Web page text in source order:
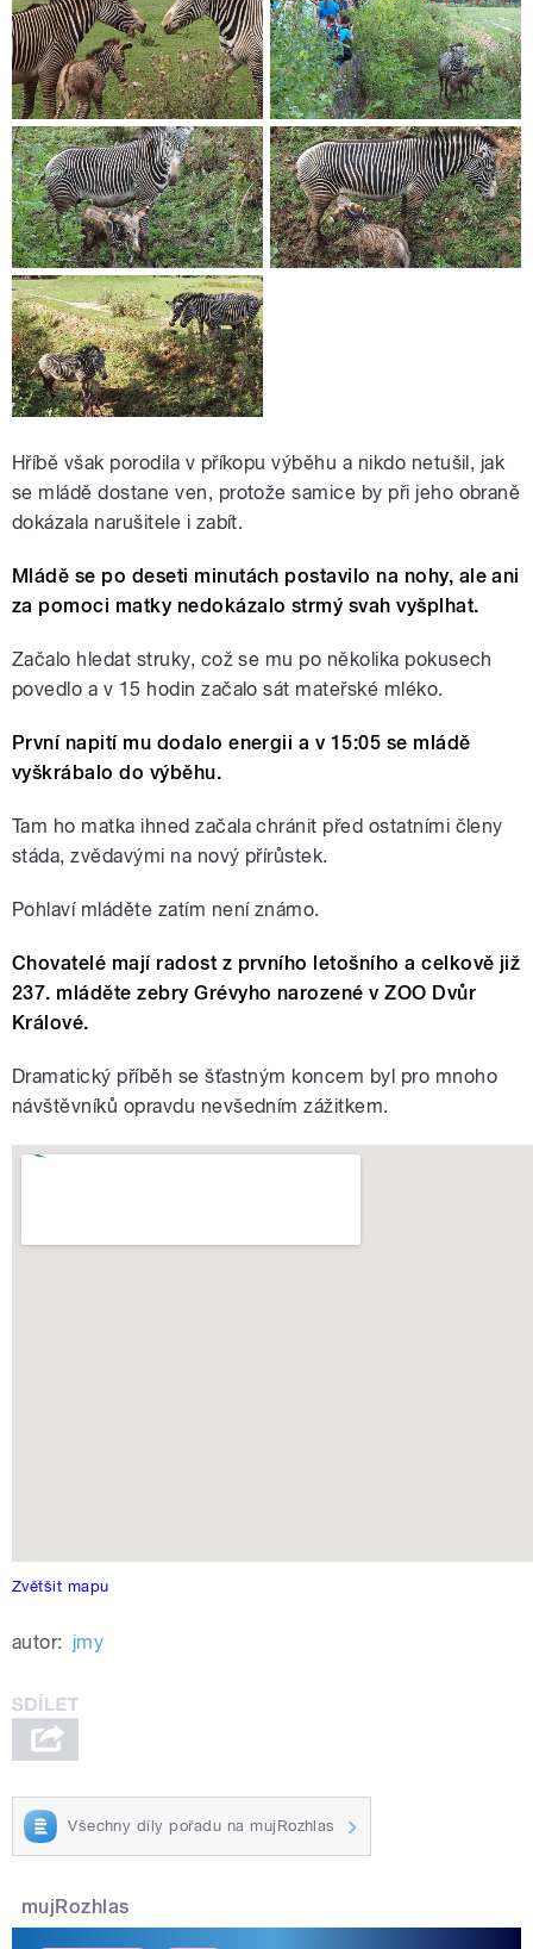
Hříbě však porodila v příkopu výběhu a nikdo netušil, jak
se mládě dostane ven, protože samice by při jeho obraně
dokázala narušitele i zabít.
Mládě se po deseti minutách postavilo na nohy, ale ani
za pomoci matky nedokázalo strmý svah vyšplhat.
Začalo hledat struky, což se mu po několika pokusech
povedlo a v 15 hodin začalo sát mateřské mléko.
První napití mu dodalo energii a v 15:05 se mládě
vyškrábalo do výběhu.
Tam ho matka ihned začala chránit před ostatními členy
stáda, zvědavými na nový přírůstek.
Pohlaví mláděte zatím není známo.
Chovatelé mají radost z prvního letošního a celkově již
237. mláděte zebry Grévyho narozené v ZOO Dvůr
Králové.
Dramatický příběh se šťastným koncem byl pro mnoho
návštěvníků opravdu nevšedním zážitkem.
Zvětšit mapu
autor: jmy
Všechny díly pořadu na mujRozhlas
mujRozhlas